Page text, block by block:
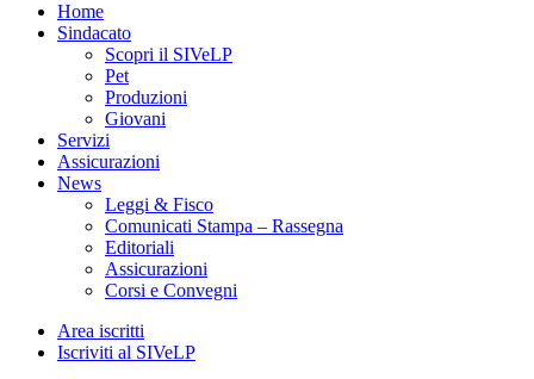
Home
Sindacato
Scopri il SIVeLP
Pet
Produzioni
Giovani
Servizi
Assicurazioni
News
Leggi & Fisco
Comunicati Stampa – Rassegna
Editoriali
Assicurazioni
Corsi e Convegni
Area iscritti
Iscriviti al SIVeLP